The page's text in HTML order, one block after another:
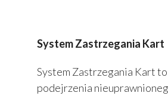
System Zastrzegania Kart
System Zastrzegania Kart
podejrzenia